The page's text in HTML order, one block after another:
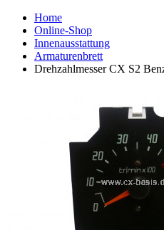
Home
Online-Shop
Innenausstattung
Armaturenbrett
Drehzahlmesser CX S2